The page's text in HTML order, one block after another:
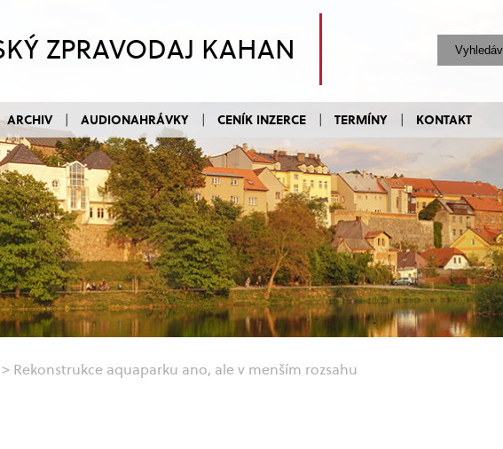
ZPRAVODAJ KAHAN
ARCHIV AUDIONAHRÁVKY CENÍK INZERCE TERMÍNY KONTAKT
> Rekonstrukce aquaparku ano, ale v menším rozsahu